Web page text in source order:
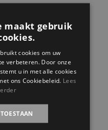
bedden,Steigerhouten
kinderbedden Tags:
,kast,kinderbed,
studentenbed
maakt gebruik
cookies om uw
verbeteren. Door onze
u in met alle cookies
ons Cookiebeleid. Lees